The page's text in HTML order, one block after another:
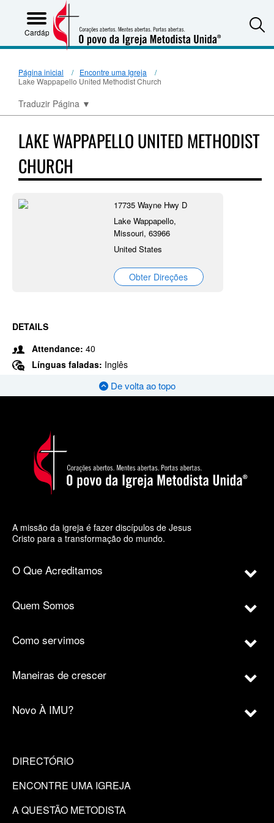
Cardápio
Página inicial
Encontre uma Igreja
Lake Wappapello United Methodist Church
Traduzir Página ▼
LAKE WAPPAPELLO UNITED METHODIST
CHURCH
17735 Wayne Hwy D
Lake Wappapello,
Missouri, 63966
United States
Obter Direções
DETAILS
Attendance: 40
Línguas faladas: Inglês
De volta ao topo
A missão da igreja é fazer discípulos de Jesus
Cristo para a transformação do mundo.
O Que Acreditamos
Quem Somos
Como servimos
Maneiras de crescer
Novo À IMU?
DIRECTÓRIO
ENCONTRE UMA IGREJA
A QUESTÃO METODISTA